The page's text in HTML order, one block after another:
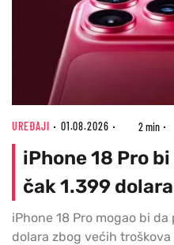
UREĐAJI 01.08.2026 2 min
iPhone 18 Pro
čak 1.399 dolara
iPhone 18 Pro mogao bi
dolara zbog većih troškova